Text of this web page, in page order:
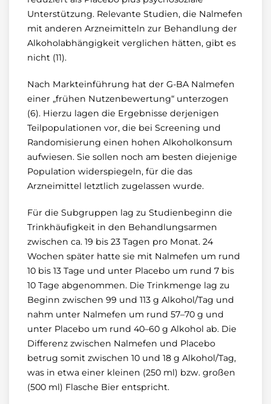
Unterstützung. Relevante Studien, die Nalmefen
mit anderen Arzneimitteln zur Behandlung der
Alkoholabhängigkeit verglichen hätten, gibt es
nicht (11).
Nach Markteinführung hat der G-BA Nalmefen
einer „frühen Nutzenbewertung“ unterzogen
(6). Hierzu lagen die Ergebnisse derjenigen
Teilpopulationen vor, die bei Screening und
Randomisierung einen hohen Alkoholkonsum
aufwiesen. Sie sollen noch am besten diejenige
Population widerspiegeln, für die das
Arzneimittel letztlich zugelassen wurde.
Für die Subgruppen lag zu Studienbeginn die
Trinkhäufigkeit in den Behandlungsarmen
zwischen ca. 19 bis 23 Tagen pro Monat. 24
Wochen später hatte sie mit Nalmefen um rund
10 bis 13 Tage und unter Placebo um rund 7 bis
10 Tage abgenommen. Die Trinkmenge lag zu
Beginn zwischen 99 und 113 g Alkohol/Tag und
nahm unter Nalmefen um rund 57–70 g und
unter Placebo um rund 40–60 g Alkohol ab. Die
Differenz zwischen Nalmefen und Placebo
betrug somit zwischen 10 und 18 g Alkohol/Tag,
was in etwa einer kleinen (250 ml) bzw. großen
(500 ml) Flasche Bier entspricht.